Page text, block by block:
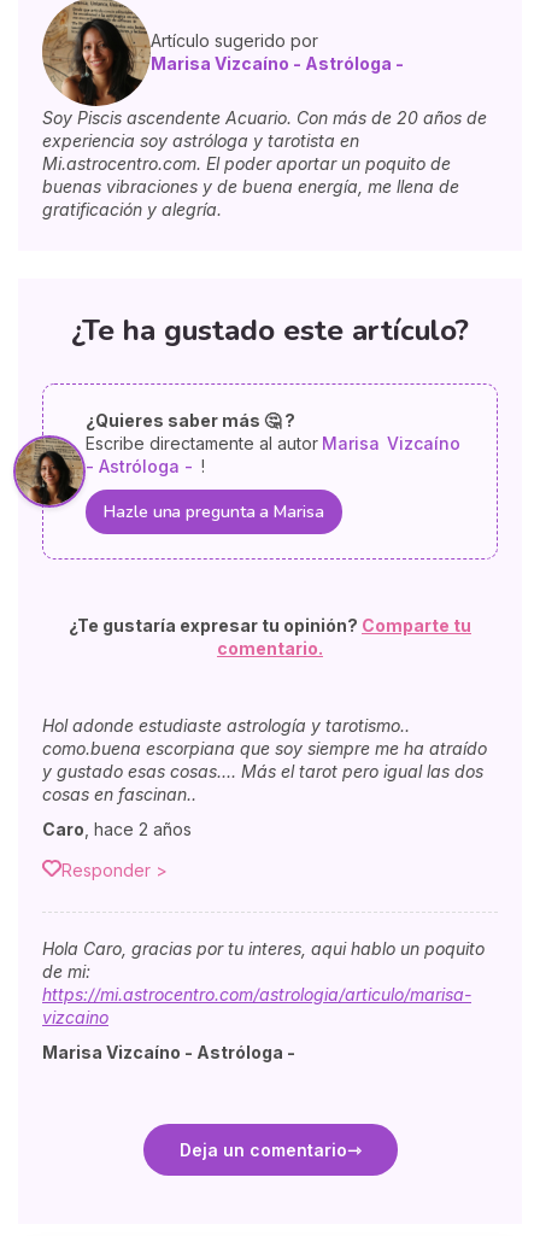
Artículo sugerido por
Marisa Vizcaíno - Astróloga -
Soy Piscis ascendente Acuario. Con más de 20 años de
experiencia soy astróloga y tarotista en
Mi.astrocentro.com. El poder aportar un poquito de
buenas vibraciones y de buena energía, me llena de
gratificación y alegría.
¿Te ha gustado este artículo?
¿Quieres saber más 🤔 ?
Escribe directamente al autor Marisa Vizcaíno
- Astróloga - !
Hazle una pregunta a Marisa
¿Te gustaría expresar tu opinión? Comparte tu
comentario.
Hol adonde estudiaste astrología y tarotismo..
como.buena escorpiana que soy siempre me ha atraído
y gustado esas cosas.... Más el tarot pero igual las dos
cosas en fascinan..
Caro hace 2 años
Responder >
Hola Caro, gracias por tu interes, aqui hablo un poquito
de mi:
https://mi.astrocentro.com/astrologia/articulo/marisa-
vizcaino
Marisa Vizcaíno - Astróloga -
Deja un comentario